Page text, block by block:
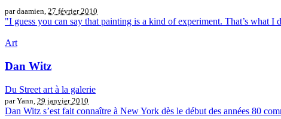
par daamien, 27 février 2010
"I guess you can say that painting is a kind of experiment. That’s what
Art
Dan Witz
Du Street art à la galerie
par Yann, 29 janvier 2010
Dan Witz s’est fait connaître à New York dès le début des années 80